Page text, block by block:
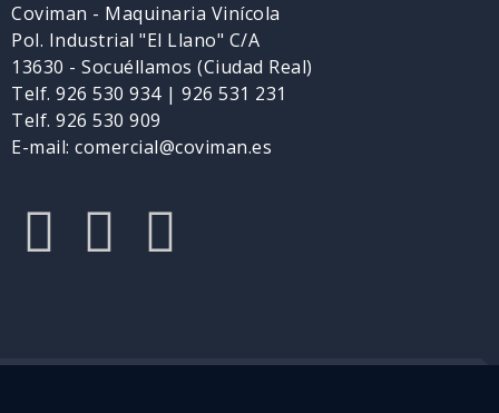
Coviman - Maquinaria Vinícola
Pol. Industrial "El Llano" C/A
13630 - Socuéllamos (Ciudad Real)
Telf. 926 530 934 | 926 531 231
Telf. 926 530 909
E-mail: comercial@coviman.es